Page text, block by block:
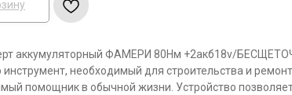
аккумуляторный ФАМЕРИ 80Нм +2акб18v/
инструмент, необходимый для строительства и
помощник в обычной жизни. Устройство